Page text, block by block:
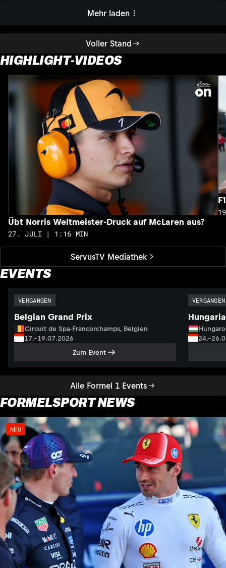
Voller Stand
Mehr laden
HIGHLIGHT-VIDEOS
ServusTV Mediathek
Übt Norris Weltmeister-Druck auf McLaren aus?
27. JULI | 1:16 MIN
EVENTS
Alle Formel 1 Events
VERGANGEN
Belgian Grand Prix
Circuit de Spa-Francorchamps, Belgien
17.–19.07.2026
Zum Event
VERGANGEN
FORMELSPORT NEWS
NEU